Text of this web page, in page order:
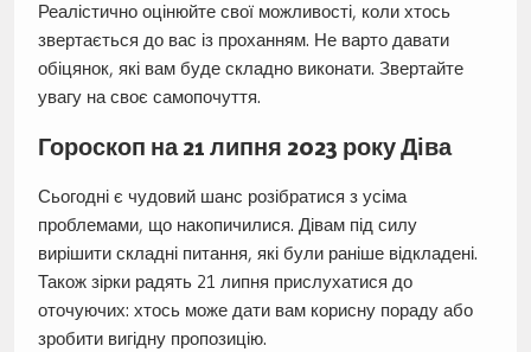
Реалістично оцінюйте свої можливості, коли хтось
звертається до вас із проханням. Не варто давати
обіцянок, які вам буде складно виконати. Звертайте
увагу на своє самопочуття.
Гороскоп на 21 липня 2023 року Діва
Сьогодні є чудовий шанс розібратися з усіма
проблемами, що накопичилися. Дівам під силу
вирішити складні питання, які були раніше відкладені.
Також зірки радять 21 липня прислухатися до
оточуючих: хтось може дати вам корисну пораду або
зробити вигідну пропозицію.